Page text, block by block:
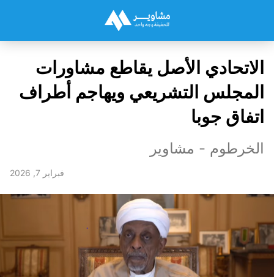
الاتحادي الأصل يقاطع مشاورات
المجلس التشريعي ويهاجم أطراف
اتفاق جوبا
الخرطوم - مشاوير
فبراير 7, 2026